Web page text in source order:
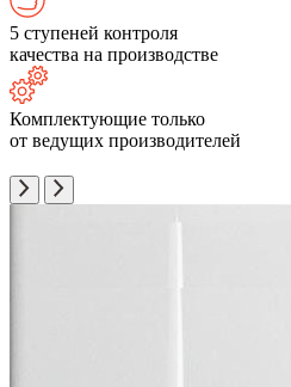
5 ступеней контроля
качества на производстве
Комплектующие только
от ведущих производителей